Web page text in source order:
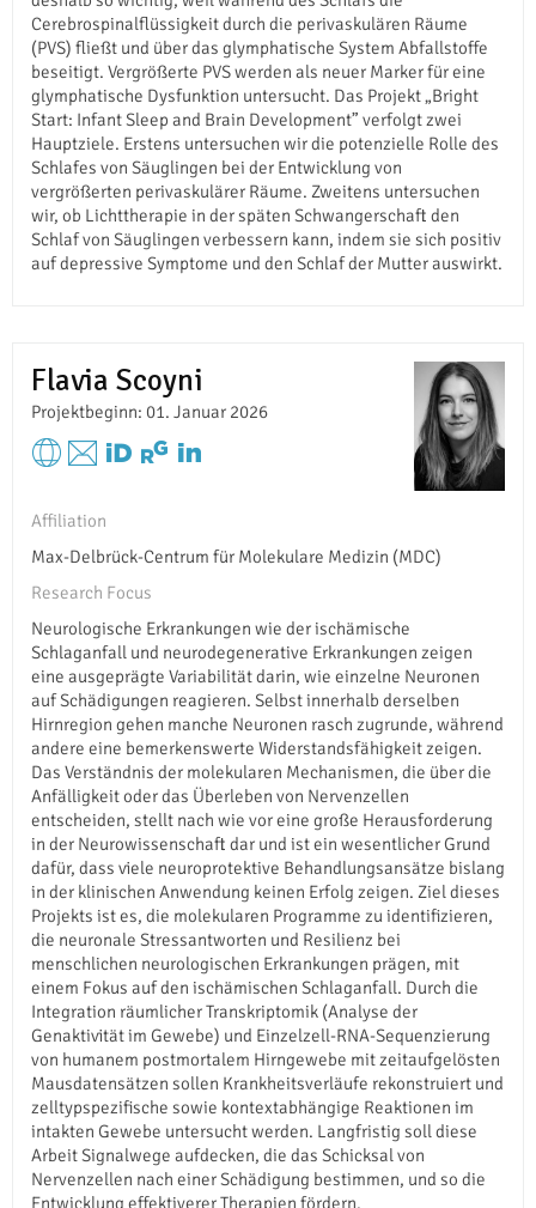
Cerebrospinalflüssigkeit durch die perivaskulären Räume
(PVS) fließt und über das glymphatische System Abfallstoffe
beseitigt. Vergrößerte PVS werden als neuer Marker für eine
glymphatische Dysfunktion untersucht. Das Projekt „Bright
Start: Infant Sleep and Brain Development” verfolgt zwei
Hauptziele. Erstens untersuchen wir die potenzielle Rolle des
Schlafes von Säuglingen bei der Entwicklung von
vergrößerten perivaskulärer Räume. Zweitens untersuchen
wir, ob Lichttherapie in der späten Schwangerschaft den
Schlaf von Säuglingen verbessern kann, indem sie sich positiv
auf depressive Symptome und den Schlaf der Mutter auswirkt.
Flavia Scoyni
Projektbeginn: 01. Januar 2026
Affiliation
Max-Delbrück-Centrum für Molekulare Medizin (MDC)
Research Focus
Neurologische Erkrankungen wie der ischämische
Schlaganfall und neurodegenerative Erkrankungen zeigen
eine ausgeprägte Variabilität darin, wie einzelne Neuronen
auf Schädigungen reagieren. Selbst innerhalb derselben
Hirnregion gehen manche Neuronen rasch zugrunde, während
andere eine bemerkenswerte Widerstandsfähigkeit zeigen.
Das Verständnis der molekularen Mechanismen, die über die
Anfälligkeit oder das Überleben von Nervenzellen
entscheiden, stellt nach wie vor eine große Herausforderung
in der Neurowissenschaft dar und ist ein wesentlicher Grund
dafür, dass viele neuroprotektive Behandlungsansätze bislang
in der klinischen Anwendung keinen Erfolg zeigen. Ziel dieses
Projekts ist es, die molekularen Programme zu identifizieren,
die neuronale Stressantworten und Resilienz bei
menschlichen neurologischen Erkrankungen prägen, mit
einem Fokus auf den ischämischen Schlaganfall. Durch die
Integration räumlicher Transkriptomik (Analyse der
Genaktivität im Gewebe) und Einzelzell-RNA-Sequenzierung
von humanem postmortalem Hirngewebe mit zeitaufgelösten
Mausdatensätzen sollen Krankheitsverläufe rekonstruiert und
zelltypspezifische sowie kontextabhängige Reaktionen im
intakten Gewebe untersucht werden. Langfristig soll diese
Arbeit Signalwege aufdecken, die das Schicksal von
Nervenzellen nach einer Schädigung bestimmen, und so die
Entwicklung effektiverer Therapien fördern.